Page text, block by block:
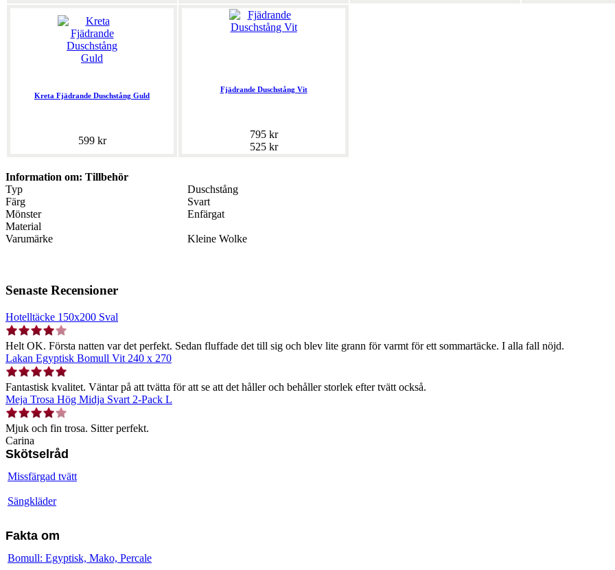
Kreta Fjädrande Duschstång Guld
599 kr
Fjädrande Duschstång Vit
795 kr
525 kr
Information om: Tillbehör
Typ
Duschstång
Färg
Svart
Mönster
Enfärgat
Material
Varumärke
Kleine Wolke
Senaste Recensioner
Hotelltäcke 150x200 Sval
Helt OK. Första natten var det perfekt. Sedan fluffade det till sig och blev lite grann för varmt för ett sommartäcke. I alla fall nöjd.
Lakan Egyptisk Bomull Vit 240 x 270
Fantastisk kvalitet. Väntar på att tvätta för att se att det håller och behåller storlek efter tvätt också.
Meja Trosa Hög Midja Svart 2-Pack L
Mjuk och fin trosa. Sitter perfekt.
Carina
Skötselråd
Missfärgad tvätt
Sängkläder
Fakta om
Bomull: Egyptisk, Mako, Percale